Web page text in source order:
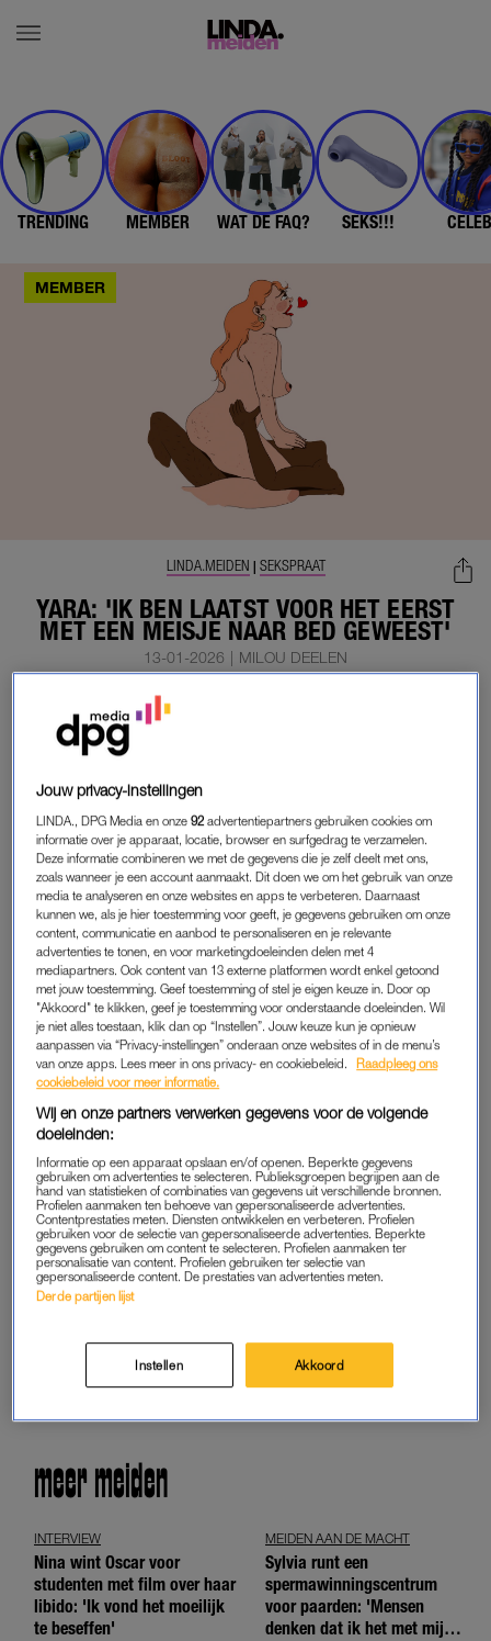
TRENDING MEMBER WAT DE FAQ? SEKS!!!
YARA: 'IK BEN LAATST VOOR HET EERST
MET EEN MEISJE NAAR BED GEWEEST'
LINDA.MEIDEN | SEKSPRAAT
13-01-2026 | MILOU DEELEN
LEES VERDER ALS
MEMBER
Onbeperkt toegang tot alle artikelen
De chillste deals: win een e-reader of
elektrische fiets
Lees LINDA.meiden online
Geen gedoe: iedere maand
opzegbaar
MAAND
Daarna € 2,07 per maand
AL MEMBER? LOG IN
GOED ARTIKEL? DELEN MAAR.
meer meiden
INTERVIEW
Nina wint Oscar voor
studenten met film over haar
libido: 'Ik vond het moeilijk
te beseffen'
MEIDEN AAN DE MACHT
Sylvia runt een
spermawinningscentrum
voor paarden: 'Mensen
denken dat ik het met mijn
Jouw privacy-instellingen
LINDA., DPG Media en onze92 advertentiepartners gebruiken cookies om
informatie over je apparaat, locatie, browser en surfgedrag te verzamelen.
Deze informatie combineren we met de gegevens die je zelf deelt met ons,
zoals wanneer je een account aanmaakt. Dit doen we om het gebruik van onze
media te analyseren en onze websites en apps te verbeteren. Daarnaast
kunnen we, als je hier toestemming voor geeft, je gegevens gebruiken om onze
content, communicatie en aanbod te personaliseren en je relevante
advertenties te tonen, en voor marketingdoeleinden delen met 4
mediapartners. Ook content van 13 externe platformen wordt enkel getoond
met jouw toestemming. Geef toestemming of stel je eigen keuze in. Door op
"Akkoord" te klikken, geef je toestemming voor onderstaande doeleinden. Wil
je niet alles toestaan, klik dan op “Instellen”. Jouw keuze kun je opnieuw
aanpassen via “Privacy-instellingen” onderaan onze websites of in de menu’s
van onze apps. Lees meer in ons privacy- en cookiebeleid.
Raadpleeg ons
cookiebeleid voor meer informatie.
Wij en onze partners verwerken gegevens voor de volgende
doeleinden:
Informatie op een apparaat opslaan en/of openen. Beperkte gegevens
gebruiken om advertenties te selecteren. Publieksgroepen begrijpen aan de
hand van statistieken of combinaties van gegevens uit verschillende bronnen.
Profielen aanmaken ten behoeve van gepersonaliseerde advertenties.
Contentprestaties meten. Diensten ontwikkelen en verbeteren. Profielen
gebruiken voor de selectie van gepersonaliseerde advertenties. Beperkte
gegevens gebruiken om content te selecteren. Profielen aanmaken ter
personalisatie van content. Profielen gebruiken ter selectie van
gepersonaliseerde content. De prestaties van advertenties meten.
Derde partijen lijst
Instellen Akkoord